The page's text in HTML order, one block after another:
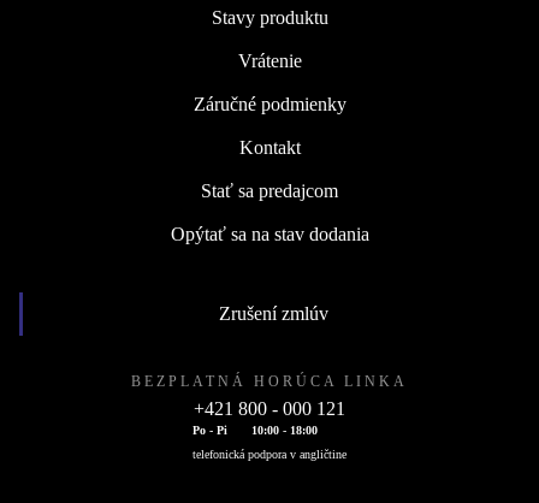
Stavy produktu
Vrátenie
Záručné podmienky
Kontakt
Stať sa predajcom
Opýtať sa na stav dodania
Zrušení zmlúv
BEZPLATNÁ HORÚCA LINKA
+421 800 - 000 121
Po - Pi
10:00 - 18:00
telefonická podpora v angličtine